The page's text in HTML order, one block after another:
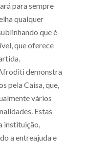
para sempre
qualquer
que é
que oferece
demonstra
pela Caisa, que,
vários
Estas
instituição,
a entreajuda e